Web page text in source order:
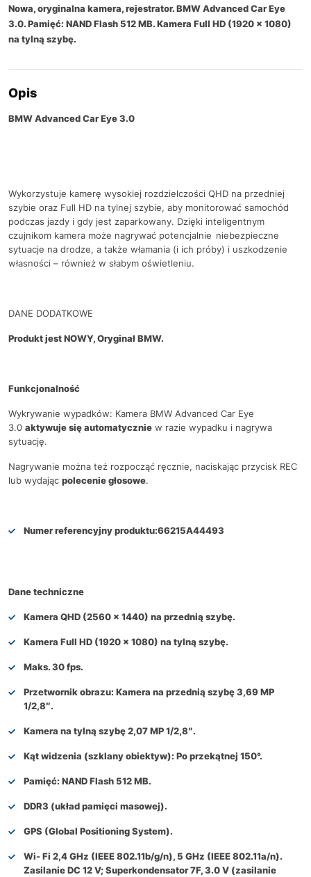
Nowa, oryginalna kamera, rejestrator. BMW Advanced Car Eye
3.0. Pamięć: NAND Flash 512 MB. Kamera Full HD (1920 x 1080)
na tylną szybę.
Opis
BMW Advanced Car Eye 3.0
Wykorzystuje kamerę wysokiej rozdzielczości QHD na przedniej
szybie oraz Full HD na tylnej szybie, aby monitorować samochód
podczas jazdy i gdy jest zaparkowany. Dzięki inteligentnym
czujnikom kamera może nagrywać potencjalnie niebezpieczne
sytuacje na drodze, a także włamania (i ich próby) i uszkodzenie
własności – również w słabym oświetleniu.
DANE DODATKOWE
Produkt jest NOWY, Oryginał BMW.
Funkcjonalność
Wykrywanie wypadków: Kamera BMW Advanced Car Eye
3.0 aktywuje się automatycznie w razie wypadku i nagrywa
sytuację.
Nagrywanie można też rozpocząć ręcznie, naciskając przycisk REC
lub wydając polecenie głosowe.
Numer referencyjny produktu:66215A44493
Dane techniczne
Kamera QHD (2560 x 1440) na przednią szybę.
Kamera Full HD (1920 x 1080) na tylną szybę.
Maks. 30 fps.
Przetwornik obrazu: Kamera na przednią szybę 3,69 MP
1/2,8″.
Kamera na tylną szybę 2,07 MP 1/2,8″.
Kąt widzenia (szklany obiektyw): Po przekątnej 150°.
Pamięć: NAND Flash 512 MB.
DDR3 (układ pamięci masowej).
GPS (Global Positioning System).
Wi- Fi 2,4 GHz (IEEE 802.11b/g/n), 5 GHz (IEEE 802.11a/n).
Zasilanie DC 12 V; Superkondensator 7F, 3.0 V (zasilanie